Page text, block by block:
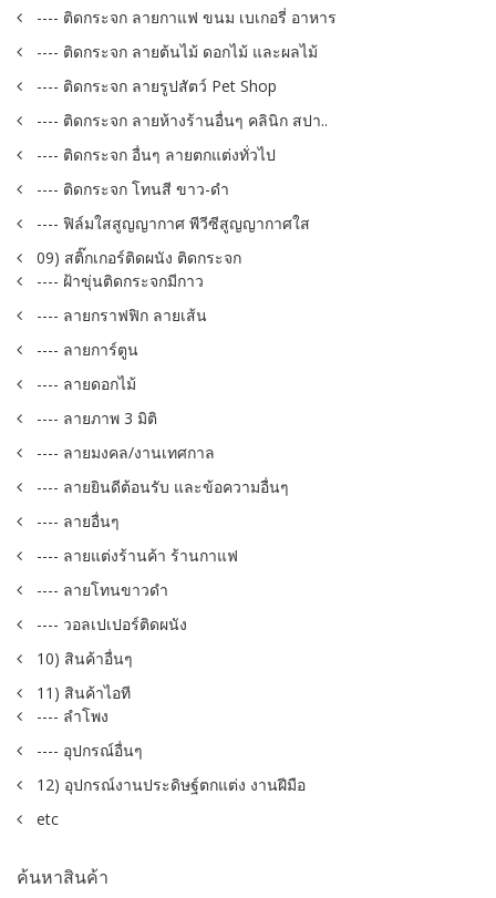
---- ติดกระจก ลายกาแฟ ขนม เบเกอรี่ อาหาร
---- ติดกระจก ลายต้นไม้ ดอกไม้ และผลไม้
---- ติดกระจก ลายรูปสัตว์ Pet Shop
---- ติดกระจก ลายห้างร้านอื่นๆ คลินิก สปา..
---- ติดกระจก อื่นๆ ลายตกแต่งทั่วไป
---- ติดกระจก โทนสี ขาว-ดำ
---- ฟิล์มใสสูญญากาศ พีวีซีสูญญากาศใส
09) สติ๊กเกอร์ติดผนัง ติดกระจก
---- ฝ้าขุ่นติดกระจกมีกาว
---- ลายกราฟฟิก ลายเส้น
---- ลายการ์ตูน
---- ลายดอกไม้
---- ลายภาพ 3 มิติ
---- ลายมงคล/งานเทศกาล
---- ลายยินดีต้อนรับ และข้อความอื่นๆ
---- ลายอื่นๆ
---- ลายแต่งร้านค้า ร้านกาแฟ
---- ลายโทนขาวดำ
---- วอลเปเปอร์ติดผนัง
10) สินค้าอื่นๆ
11) สินค้าไอที
---- ลำโพง
---- อุปกรณ์อื่นๆ
12) อุปกรณ์งานประดิษฐ์ตกแต่ง งานฝีมือ
etc
ค้นหาสินค้า